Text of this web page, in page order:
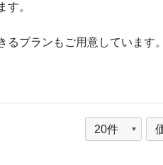
す。
るプランもご用意しています。